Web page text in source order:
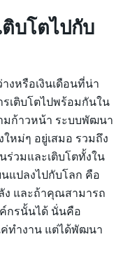
บโตไปกับ
งหรือเงินเดือนที่น่า
เติบโตไปพร้อมกันใน
มก้าวหน้า ระบบพัฒนา
หม่ๆ อยู่เสมอ รวมถึง
วมและเติบโตทั้งใน
แปลงไปกับโลก คือ
ง และถ้าคุณสามารถ
กรนั้นได้ นั่นคือ
ำงาน แต่ได้พัฒนา